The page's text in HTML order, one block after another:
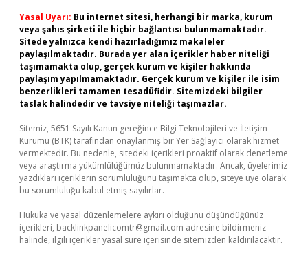
Yasal Uyarı: Bu internet sitesi, herhangi bir marka, kurum
veya şahıs şirketi ile hiçbir bağlantısı bulunmamaktadır.
Sitede yalnızca kendi hazırladığımız makaleler
paylaşılmaktadır. Burada yer alan içerikler haber niteliği
taşımamakta olup, gerçek kurum ve kişiler hakkında
paylaşım yapılmamaktadır. Gerçek kurum ve kişiler ile isim
benzerlikleri tamamen tesadüfidir. Sitemizdeki bilgiler
taslak halindedir ve tavsiye niteliği taşımazlar.
Sitemiz, 5651 Sayılı Kanun gereğince Bilgi Teknolojileri ve İletişim
Kurumu (BTK) tarafından onaylanmış bir Yer Sağlayıcı olarak hizmet
vermektedir. Bu nedenle, sitedeki içerikleri proaktif olarak denetleme
veya araştırma yükümlülüğümüz bulunmamaktadır. Ancak, üyelerimiz
yazdıkları içeriklerin sorumluluğunu taşımakta olup, siteye üye olarak
bu sorumluluğu kabul etmiş sayılırlar.
Hukuka ve yasal düzenlemelere aykırı olduğunu düşündüğünüz
içerikleri, backlinkpanelicomtr@gmail.com adresine bildirmeniz
halinde, ilgili içerikler yasal süre içerisinde sitemizden kaldırılacaktır.